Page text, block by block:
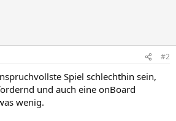
#2
Spiel schlechthin sein,
und auch eine onBoard
wenig.